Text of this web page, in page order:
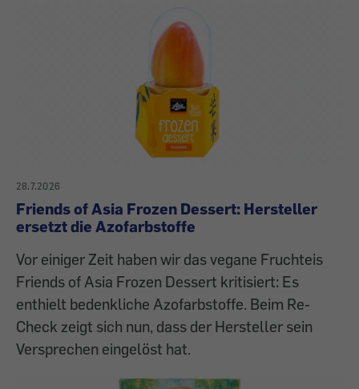
28.7.2026
Friends of Asia Frozen Dessert: Hersteller
ersetzt die Azofarbstoffe
Vor einiger Zeit haben wir das vegane Fruchteis
Friends of Asia Frozen Dessert kritisiert: Es
enthielt bedenkliche Azofarbstoffe. Beim Re-
Check zeigt sich nun, dass der Hersteller sein
Versprechen eingelöst hat.